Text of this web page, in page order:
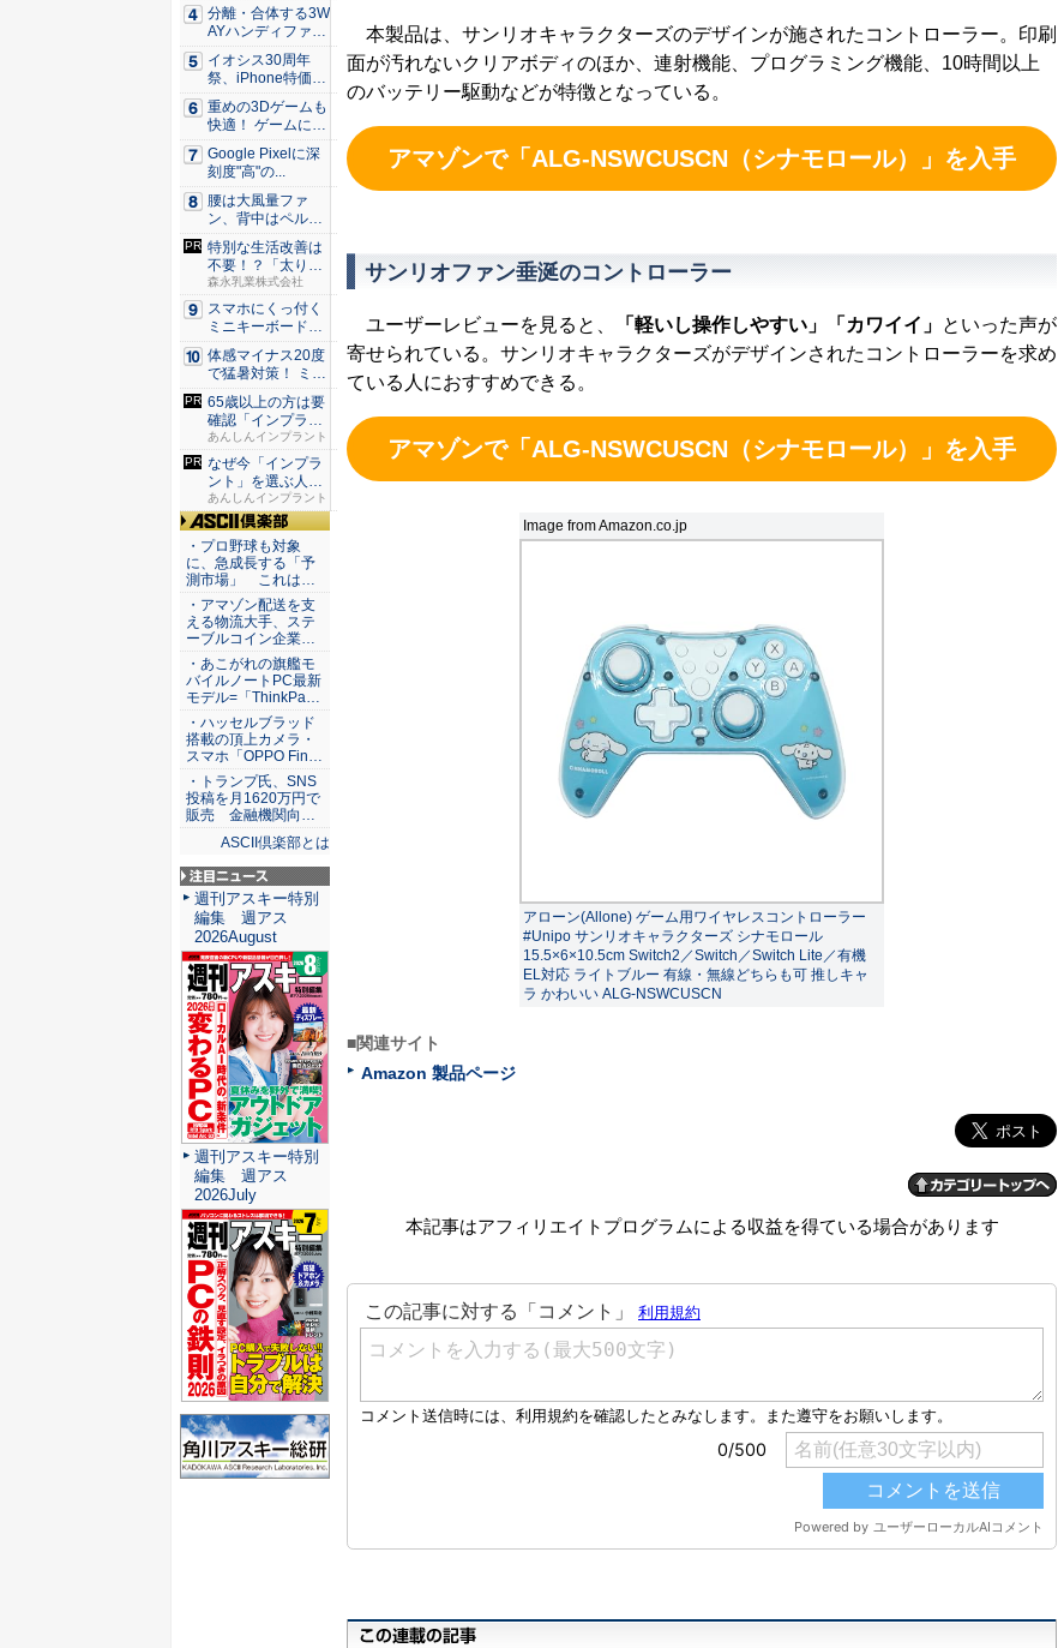
本製品は、サンリオキャラクターズのデザインが施されたコントローラー。印刷
面が汚れないクリアボディのほか、連射機能、プログラミング機能、10時間以上
のバッテリー駆動などが特徴となっている。
アマゾンで「ALG-NSWCUSCN（シナモロール）」を入手
サンリオファン垂涎のコントローラー
ユーザーレビューを見ると、 「軽いし操作しやすい」「カワイイ」 といった声が
寄せられている。サンリオキャラクターズがデザインされたコントローラーを求め
ている人におすすめできる。
アマゾンで「ALG-NSWCUSCN（シナモロール）」を入手
Image from Amazon.co.jp
アローン(Allone) ゲーム用ワイヤレスコントローラー
#Unipo サンリオキャラクターズ シナモロール
15.5×6×10.5cm Switch2／Switch／Switch Lite／有機
EL対応 ライトブルー 有線・無線どちらも可 推しキャ
ラ かわいい ALG-NSWCUSCN
■関連サイト
Amazon 製品ページ
本記事はアフィリエイトプログラムによる収益を得ている場合があります
分離・合体する3W
AYハンディファ
ン。置...
イオシス30周年
祭、iPhone特価品
を...
重めの3Dゲームも
快適！ ゲームに強
いH...
Google Pixelに深
刻度"高"の...
腰は大風量ファ
ン、背中はペルチ
ェ冷却。ダ...
特別な生活改善は
不要！？「太りに
くいカラ...
森永乳業株式会社
スマホにくっ付く
ミニキーボード！
触ってわ...
体感マイナス20度
で猛暑対策！ ミズ
ノの...
65歳以上の方は要
確認「インプラン
トは保...
あんしんインプラント
なぜ今「インプラ
ント」を選ぶ人が
急増中？...
あんしんインプラント
ASCII倶楽部
・プロ野球も対象
に、急成長する「予
測市場」 これは…
・アマゾン配送を支
える物流大手、ステ
ーブルコイン企業…
・あこがれの旗艦モ
バイルノートPC最新
モデル=「ThinkPa…
・ハッセルブラッド
搭載の頂上カメラ・
スマホ「OPPO Fin…
・トランプ氏、SNS
投稿を月1620万円で
販売 金融機関向…
ASCII倶楽部とは
注目ニュース
週刊アスキー特別
編集 週アス
2026August
週刊アスキー特別
編集 週アス
2026July